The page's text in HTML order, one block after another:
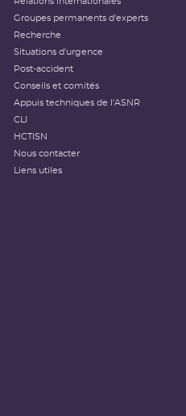
Groupes permanents d'experts
Recherche
Situations d'urgence
Post-accident
Conseils et comités
Appuis techniques de l'ASNR
CLI
HCTISN
Nous contacter
Liens utiles